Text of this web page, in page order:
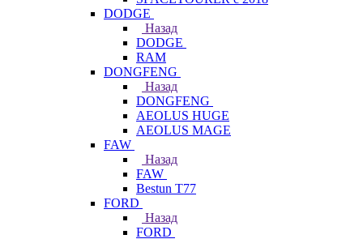
DODGE
Назад
DODGE
RAM
DONGFENG
Назад
DONGFENG
AEOLUS HUGE
AEOLUS MAGE
FAW
Назад
FAW
Bestun T77
FORD
Назад
FORD